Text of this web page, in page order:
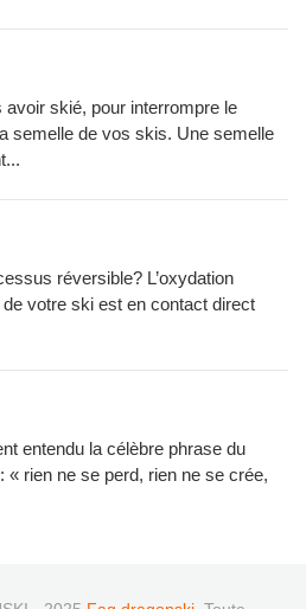
skié, pour interrompre le
semelle de vos skis. Une semelle
réversible? L’oxydation
votre ski est en contact direct
entendu la célèbre phrase du
rien ne se perd, rien ne se crée,